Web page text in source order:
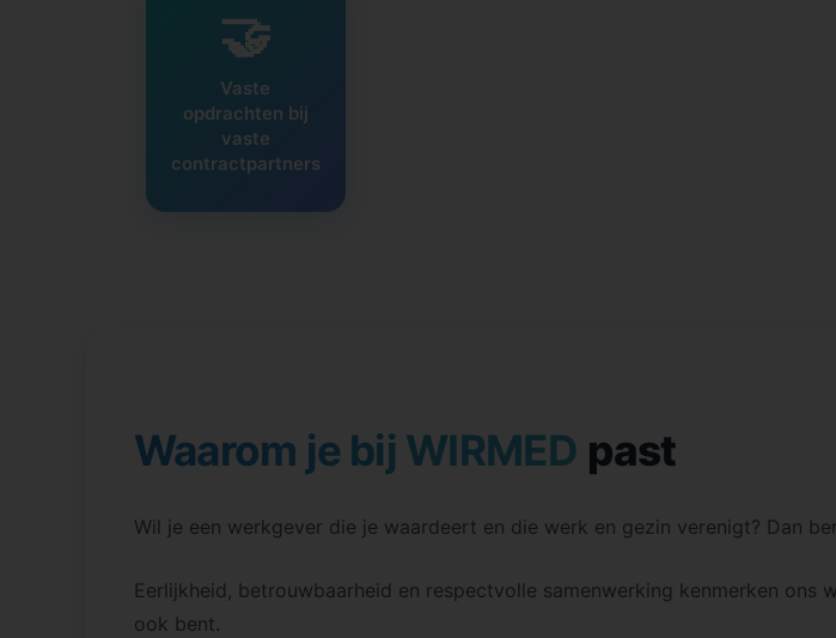
🤝
Vaste
opdrachten bij
vaste
contractpartners
Waarom je bij WIRMED past
Wil je een werkgever die je waardeert en die werk en gezin verenigt? Dan
Eerlijkheid, betrouwbaarheid en respectvolle samenwerking kenmerken ons
ook bent.